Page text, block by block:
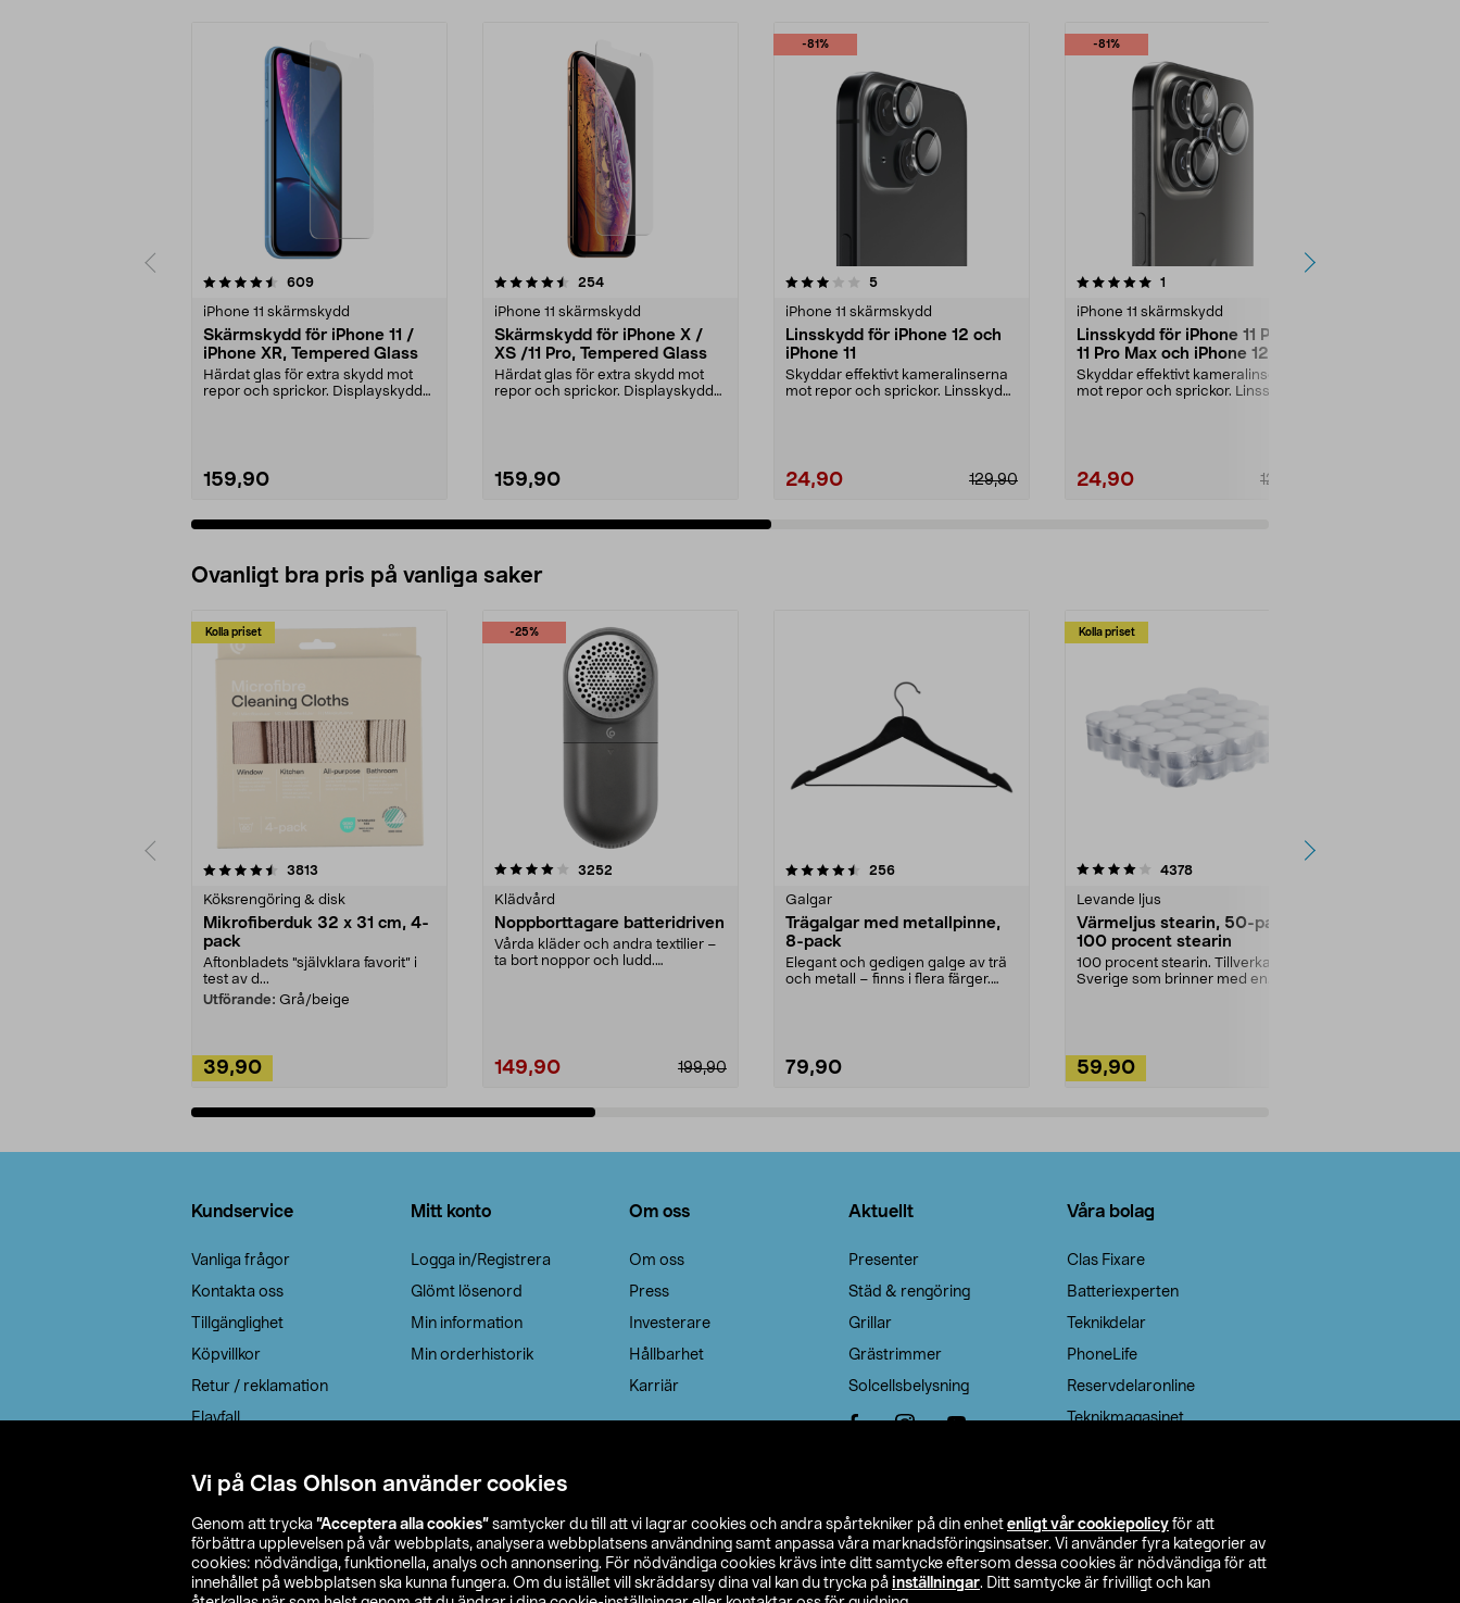
Vi på Clas Ohlson använder cookies
Genom att trycka ”Acceptera alla cookies” samtycker du till att vi lagrar cookies och andra spårtekniker på din enhet enligt vår cookiepolicy för att
förbättra upplevelsen på vår webbplats, analysera webbplatsens användning samt anpassa våra marknadsföringsinsatser. Vi använder fyra kategorier av
cookies: nödvändiga, funktionella, analys och annonsering. För nödvändiga cookies krävs inte ditt samtycke eftersom dessa cookies är nödvändiga för att
innehållet på webbplatsen ska kunna fungera. Om du istället vill skräddarsy dina val kan du trycka på inställningar. Ditt samtycke är frivilligt och kan
609recensioner
iPhone 11 skärmskydd
Skärmskydd för iPhone 11 /
iPhone XR, Tempered Glass
Härdat glas för extra skydd mot
repor och sprickor. Displayskyddet
159,90
4.5 av 5 stjärnor 254recensioner
iPhone 11 skärmskydd
Skärmskydd för iPhone X /
XS /11 Pro, Tempered Glass
Härdat glas för extra skydd mot
repor och sprickor. Displayskyddet
159,90
-81%
3.0 av 5 stjärnor 5recensioner
iPhone 11 skärmskydd
Linsskydd för iPhone 12 och
iPhone 11
Skyddar effektivt kameralinserna
mot repor och sprickor. Linsskydd
24,90 129,90
-81%
5.0 av 5 stjärnor 1
iPhone 11 skärmskydd
Linsskydd för iPhone 11 Pro /
11 Pro Max och iPhone 12 Pro
Skyddar effektivt kameralinserna
mot repor och sprickor. Linsskydd
24,90 129,90
4.0 av 5 stjärnor
Ovanligt bra pris på vanliga saker
Kolla priset
3813
Köksrengöring & disk
Mikrofiberduk 32 x 31 cm, 4-
pack
Aftonbladets "självklara favorit” i
test av d...
Utförande: Grå/beige
39,90
-25%
4.0av 5 stjärnor 3252
Klädvård
Noppborttagare batteridriven
Vårda kläder och andra textilier –
ta bort noppor och ludd.
199,90
149,90
4.5av 5 stjärnor 256recensioner
Galgar
Trägalgar med metallpinne,
8-pack
Elegant och gedigen galge av trä
och metall – finns i flera färger.
79,90
Kolla priset
4.0av 5 stjärnor 4378recensioner
Levande ljus
Värmeljus stearin, 50-pack,
100 procent stearin
100 procent stearin. Tillverkade i
Sverige som brinner med en
59,90
4.5av 5 stjärnor
Kundservice
Vanliga frågor
Kontakta oss
Tillgänglighet
Köpvillkor
Retur / reklamation
Elavfall
Leveransalternativ
Mitt konto
Logga in/Registrera
Glömt lösenord
Min information
Min orderhistorik
Om oss
Om oss
Press
Investerare
Hållbarhet
Karriär
Aktuellt
Presenter
Städ & rengöring
Grillar
Grästrimmer
Solcellsbelysning
Våra bolag
Clas Fixare
Batteriexperten
Teknikdelar
PhoneLife
Reservdelaronline
Teknikmagasinet